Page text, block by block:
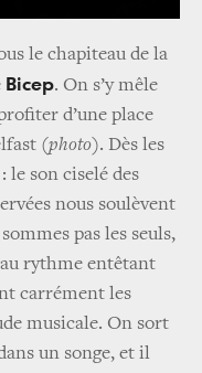
le chapiteau de la
Bicep. On s’y mêle
d’une place
(photo). Dès les
le son ciselé des
nous soulèvent
pas les seuls,
rythme entêtant
carrément les
musicale. On sort
un songe, et il